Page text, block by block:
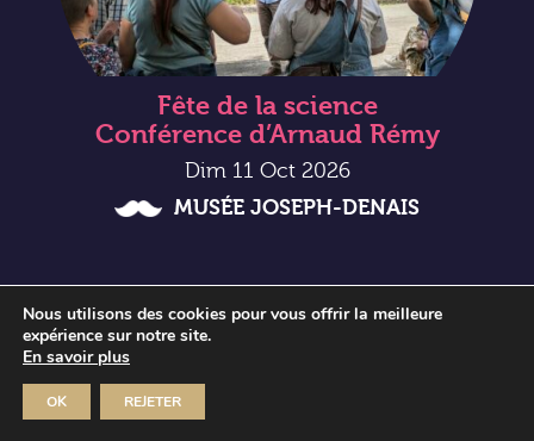
Fête de la science
Conférence d’Arnaud Rémy
Dim 11 Oct 2026
MUSÉE JOSEPH-DENAIS
Nous utilisons des cookies pour vous offrir la meilleure
expérience sur notre site.
En savoir plus
OK REJETER